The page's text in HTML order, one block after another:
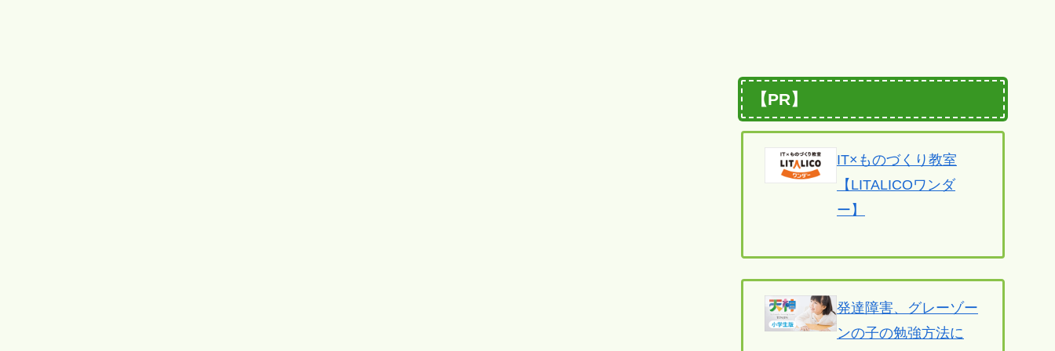
【PR】
IT×ものづくり教室
【LITALICOワンダ
ー】
発達障害、グレーゾー
ンの子の勉強方法に